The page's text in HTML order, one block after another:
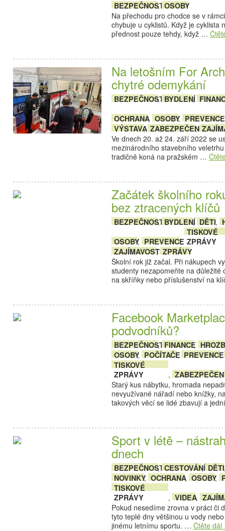
BEZPEČNOST
, OSOBY
Na přechodu pro chodce se v
chybuje u cyklistů. Když je cyklista
přednost pouze tehdy, když …
Na letošním For
chytré odemykání
BEZPEČNOST
, BYDLENÍ,
OCHRANA, OSOBY, PREVENCE
,
VÝSTAVA
, ZABEZPEČENÍ
,
Ve dnech 20. až 24. září 2022 se
mezinárodního stavebního
tradičně koná na pražském …
Začátek školního
bez ztracených klíčů
BEZPEČNOST
, BYDLENÍ, DĚTI,
OSOBY, PREVENCE
,
TISKOVÉ
ZPRÁVY
ZAJÍMAVOSTI
, ZPRÁVY
Školní rok již začal. Při nákupech
studenty nezapomeňte na důležité
na skříňky nebo příslušenství na
Facebook
podvodníků?
BEZPEČNOST
, FINANCE,
OSOBY, POČÍTAČE
, PREVENCE
,
TISKOVÉ
ZPRÁVY
, ,
Starý kus nábytku, hromada
nevyužívané nářadí nebo knížky,
takových věcí se lidé zbavují a
Sport v létě –
dnech
BEZPEČNOST
, CESTOVÁNÍ
, DĚTI
NOVINKY, OCHRANA, OSOBY,
TISKOVÉ
ZPRÁVY
, VIDEA,
Pokud nesedíme zrovna v práci či
tyto teplé dny většinou u vody
jinému letnímu sportu. … Čtěte dál